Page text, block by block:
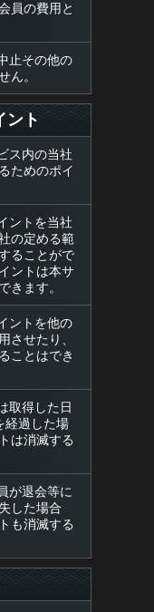
員の費用と
止その他の
ん。
ント
ス内の当社
ためのポイ
ントを当社
の定める範
ることがで
ントは本サ
きます。
ントを他の
させたり、
ことはでき
取得した日
経過した場
は消滅する
が退会等に
した場合
も消滅する